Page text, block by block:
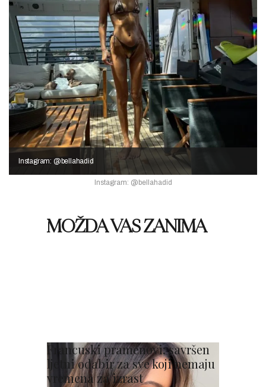
Instagram: @bellahadid
Instagram: @bellahadid
MOŽDA VAS ZANIMA
Francuski pramenovi: savršen
ljetni odabir za sve koji nemaju
vremena za izrast